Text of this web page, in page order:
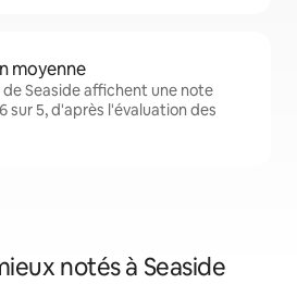
moyenne
Seaside affichent une note
sur 5, d'après l'évaluation des
notés à Seaside